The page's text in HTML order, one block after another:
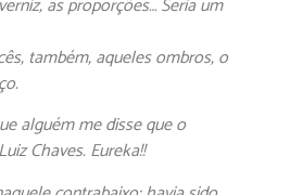
as proporções… Seria um
também, aqueles ombros, o
alguém me disse que o
Chaves. Eureka!!